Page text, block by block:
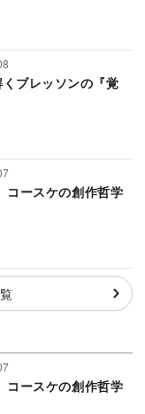
ブレッソンの『覚
コースケの創作哲学
コースケの創作哲学